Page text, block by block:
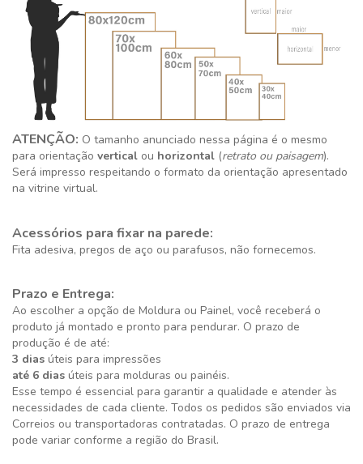
ATENÇÃO: O tamanho anunciado nessa página é o mesmo
para orientação vertical ou horizontal (retrato ou paisagem).
Será impresso respeitando o formato da orientação apresentado
na vitrine virtual.
Acessórios para fixar na parede:
Fita adesiva, pregos de aço ou parafusos, não fornecemos.
Prazo e Entrega:
Ao escolher a opção de Moldura ou Painel, você receberá o
produto já montado e pronto para pendurar. O prazo de
produção é de até:
3 dias úteis para impressões
até 6 dias úteis para molduras ou painéis.
Esse tempo é essencial para garantir a qualidade e atender às
necessidades de cada cliente. Todos os pedidos são enviados via
Correios ou transportadoras contratadas. O prazo de entrega
pode variar conforme a região do Brasil.